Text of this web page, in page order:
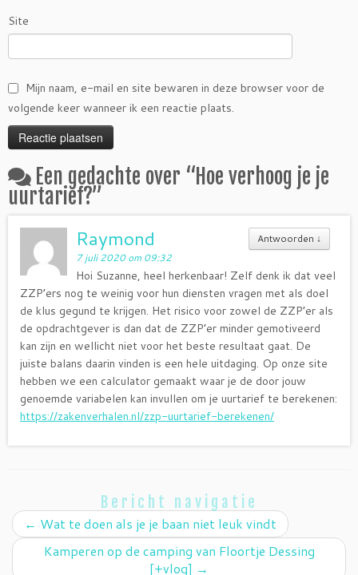
Site
Mijn naam, e-mail en site bewaren in deze browser voor de
volgende keer wanneer ik een reactie plaats.
Een gedachte over “Hoe verhoog je je
uurtarief?”
Antwoorden ↓
Raymond
7 juli 2020 om 09:32
Hoi Suzanne, heel herkenbaar! Zelf denk ik dat veel
ZZP’ers nog te weinig voor hun diensten vragen met als doel
de klus gegund te krijgen. Het risico voor zowel de ZZP’er als
de opdrachtgever is dan dat de ZZP’er minder gemotiveerd
kan zijn en wellicht niet voor het beste resultaat gaat. De
juiste balans daarin vinden is een hele uitdaging. Op onze site
hebben we een calculator gemaakt waar je de door jouw
genoemde variabelen kan invullen om je uurtarief te berekenen:
https://zakenverhalen.nl/zzp-uurtarief-berekenen/
Bericht navigatie
← Wat te doen als je je baan niet leuk vindt
Kamperen op de camping van Floortje Dessing
[+vlog] →